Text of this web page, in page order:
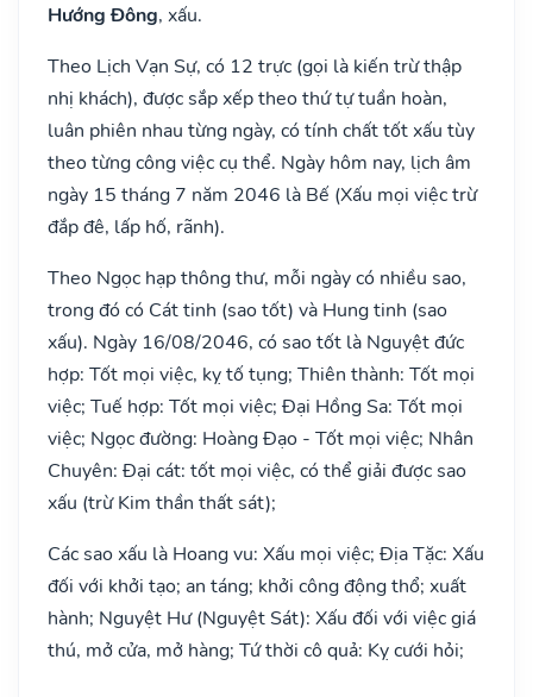
Hướng Đông, xấu.
Theo Lịch Vạn Sự, có 12 trực (gọi là kiến trừ thập
nhị khách), được sắp xếp theo thứ tự tuần hoàn,
luân phiên nhau từng ngày, có tính chất tốt xấu tùy
theo từng công việc cụ thể. Ngày hôm nay, lịch âm
ngày 15 tháng 7 năm 2046 là Bế (Xấu mọi việc trừ
đắp đê, lấp hố, rãnh).
Theo Ngọc hạp thông thư, mỗi ngày có nhiều sao,
trong đó có Cát tinh (sao tốt) và Hung tinh (sao
xấu). Ngày 16/08/2046, có sao tốt là Nguyệt đức
hợp: Tốt mọi việc, kỵ tố tụng; Thiên thành: Tốt mọi
việc; Tuế hợp: Tốt mọi việc; Đại Hồng Sa: Tốt mọi
việc; Ngọc đường: Hoàng Đạo - Tốt mọi việc; Nhân
Chuyên: Đại cát: tốt mọi việc, có thể giải được sao
xấu (trừ Kim thần thất sát);
Các sao xấu là Hoang vu: Xấu mọi việc; Địa Tặc: Xấu
đối với khởi tạo; an táng; khởi công động thổ; xuất
hành; Nguyệt Hư (Nguyệt Sát): Xấu đối với việc giá
thú, mở cửa, mở hàng; Tứ thời cô quả: Kỵ cưới hỏi;